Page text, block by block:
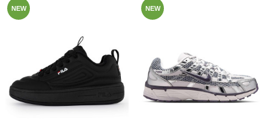
NEW NEW